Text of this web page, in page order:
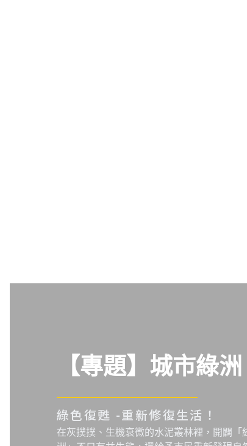
【專題】城市綠洲
綠色復甦 -重新修復生活！
在灰撲撲、生機衰微的水泥叢林裡，開闢「